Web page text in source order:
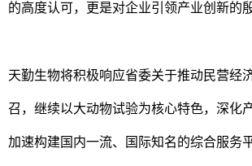
的高度认可，更是对企业引领产业创新的
天勤生物将积极响应省委关于推动民营经
召，继续以大动物试验为核心特色，深化
加速构建国内一流、国际知名的综合服务